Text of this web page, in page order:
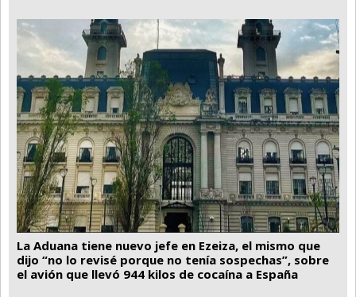
La Aduana tiene nuevo jefe en Ezeiza, el mismo que
dijo “no lo revisé porque no tenía sospechas”, sobre
el avión que llevó 944 kilos de cocaína a España